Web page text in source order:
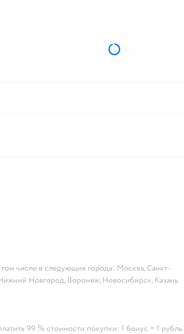
числе в следующие города: Москва, Санкт-
Новгород, Воронеж, Новосибирск, Казань.
99 % стоимости покупки: 1 бонус = 1 рубль.